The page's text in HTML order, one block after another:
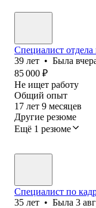
Специалист отдела
39 лет • Была
85 000 ₽
Не ищет работу
Общий опыт
17 лет 9 месяцев
Другие резюме
Ещё 1 резюме
Специалист по
35 лет • Была 3